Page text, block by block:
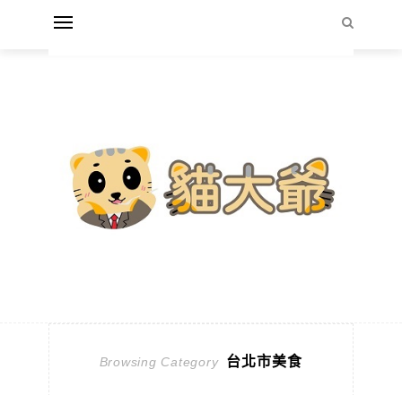
Browsing Category 台北市美食